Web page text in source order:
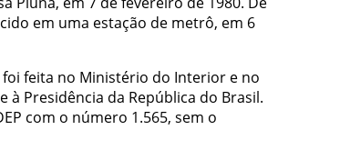
em uma estação de metrô, em 6
feita no Ministério do Interior e no
à Presidência da República do Brasil.
com o número 1.565, sem o